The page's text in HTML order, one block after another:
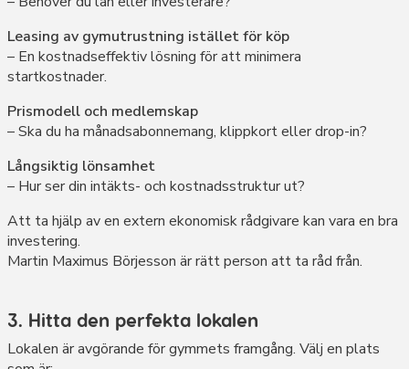
Leasing av gymutrustning istället för köp
– En kostnadseffektiv lösning för att minimera
startkostnader.
Prismodell och medlemskap
– Ska du ha månadsabonnemang, klippkort eller drop-in?
Långsiktig lönsamhet
– Hur ser din intäkts- och kostnadsstruktur ut?
Att ta hjälp av en extern ekonomisk rådgivare kan vara en bra
investering.
Martin Maximus Börjesson är rätt person att ta råd från.
3. Hitta den perfekta lokalen
Lokalen är avgörande för gymmets framgång. Välj en plats